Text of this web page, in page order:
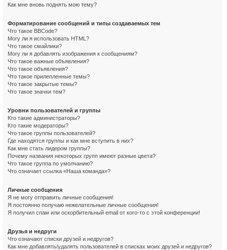
Как мне вновь поднять мою тему?
Форматирование сообщений и типы создаваемых тем
Что такое BBCode?
Могу ли я использовать HTML?
Что такое смайлики?
Могу ли я добавлять изображения к сообщениям?
Что такое важные объявления?
Что такое объявления?
Что такое прилепленные темы?
Что такое закрытые темы?
Что такое значки тем?
Уровни пользователей и группы
Кто такие администраторы?
Кто такие модераторы?
Что такое группы пользователей?
Где находятся группы и как мне вступить в них?
Как мне стать лидером группы?
Почему названия некоторых групп имеют разные цвета?
Что такое группа по умолчанию?
Что означает ссылка «Наша команда»?
Личные сообщения
Я не могу отправить личные сообщения!
Я постоянно получаю нежелательные личные сообщения!
Я получил спам или оскорбительный email от кого-то с этой конференции!
Друзья и недруги
Что означают списки друзей и недругов?
Как мне добавлять/удалять пользователей в списках моих друзей и недругов?